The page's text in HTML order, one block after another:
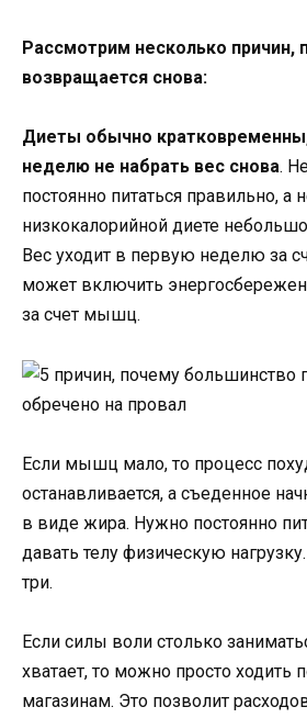
Рассмотрим несколько причин,
возвращается снова:
Диеты обычно
неделю не набрать вес снова.
постоянно питаться правильно, а
низкокалорийной диете
Вес уходит в первую неделю за
может включить
за счет мышц.
Если мышц мало, то процесс
останавливается, а съеденное
в виде жира. Нужно постоянно
давать телу физическую
три.
Если силы воли столько
хватает, то можно просто ходить
магазинам. Это позволит